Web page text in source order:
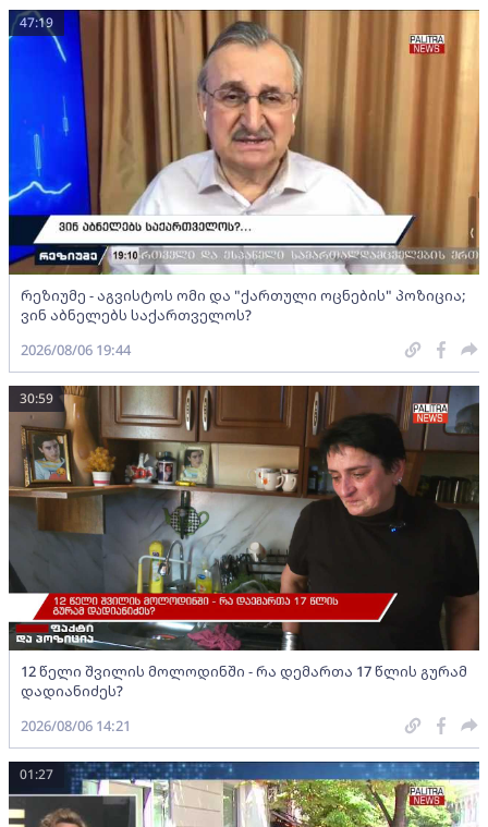
რეზიუმე - აგვისტოს ომი და "ქართული ოცნების" პოზიცია;
ვინ აბნელებს საქართველოს?
47:19
2026/08/06 19:44
12 წელი შვილის მოლოდინში - რა დემართა 17 წლის გურამ
დადიანიძეს?
30:59
2026/08/06 14:21
01:27